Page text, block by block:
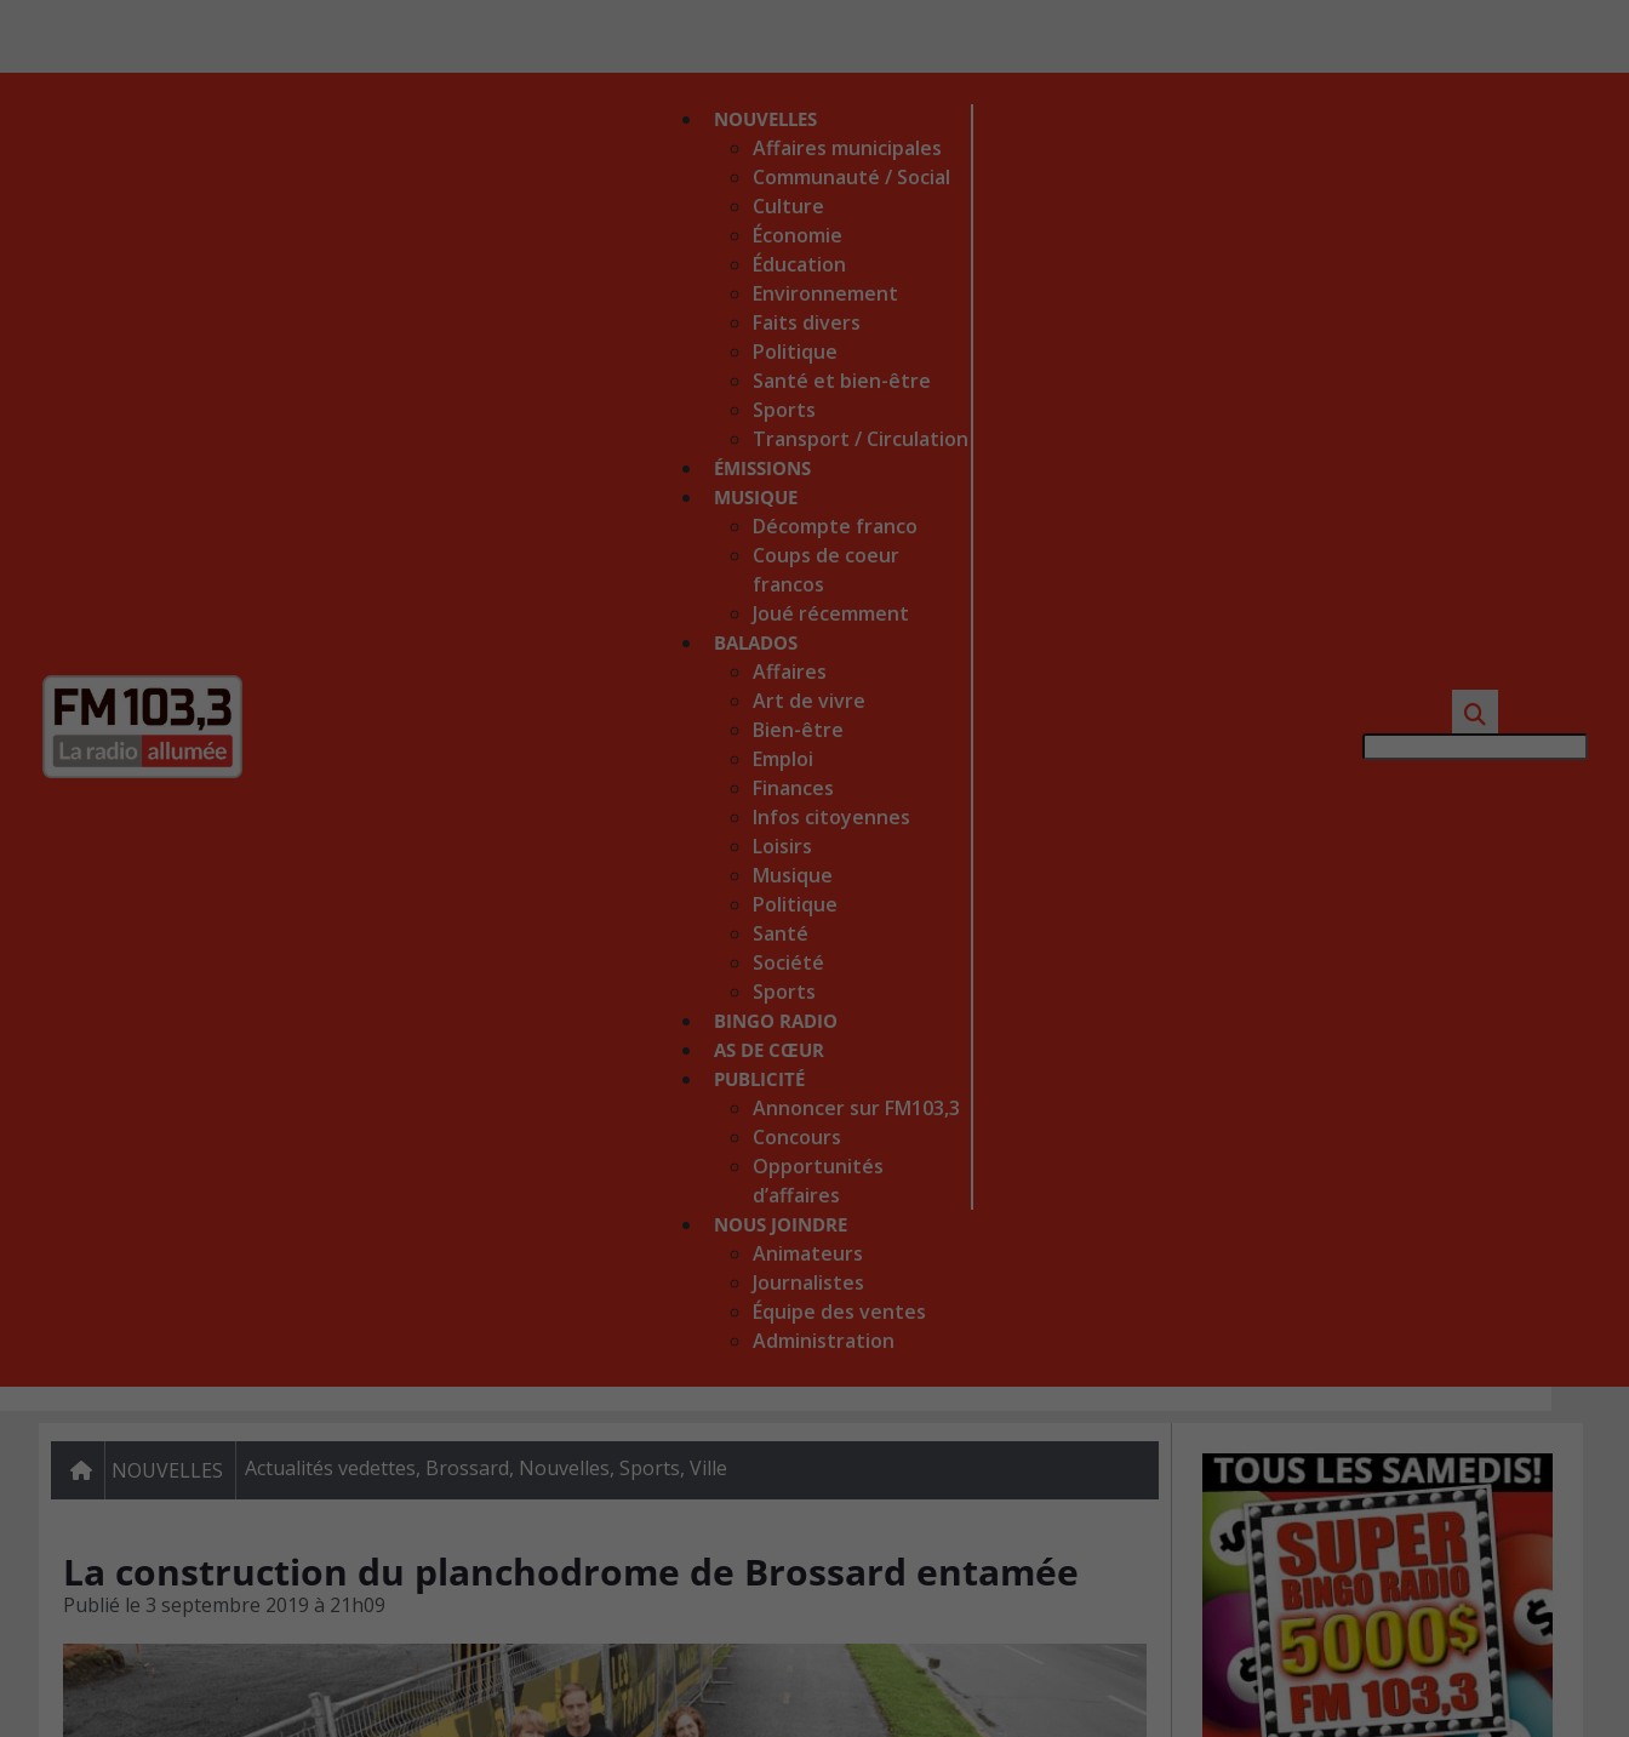
NOUVELLES
Affaires municipales
Communauté / Social
Culture
Économie
Éducation
Environnement
Faits divers
Politique
Santé et bien-être
Sports
Transport / Circulation
ÉMISSIONS
MUSIQUE
Décompte franco
Coups de coeur
francos
Joué récemment
BALADOS
Affaires
Art de vivre
Bien-être
Emploi
Finances
Infos citoyennes
Loisirs
Musique
Politique
Santé
Société
Sports
BINGO RADIO
AS DE CŒUR
PUBLICITÉ
Annoncer sur FM103,3
Concours
Opportunités
d’affaires
NOUS JOINDRE
Animateurs
Journalistes
Équipe des ventes
Administration
NOUVELLES Actualités vedettes, Brossard, Nouvelles, Sports, Ville
La construction du planchodrome de Brossard entamée
Publié le 3 septembre 2019 à 21h09